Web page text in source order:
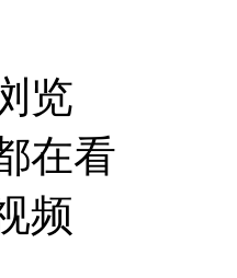
览
在看
频